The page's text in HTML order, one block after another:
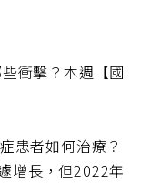
衝擊？本週【國
患者如何治療？
增長，但2022年